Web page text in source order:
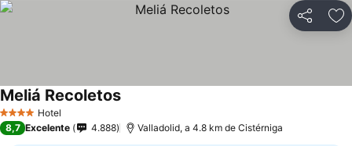
Partilhar
4 EstrelasHotel
Meliá RecoletosVer preços
8,7 Excelente 4.888 Valladolid, a 4.8 km de Cistérniga